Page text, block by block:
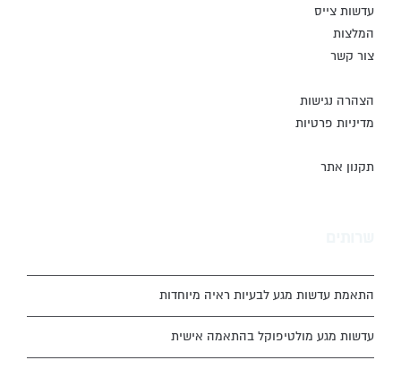
עדשות צייס
המלצות
צור קשר
הצהרה נגישות
מדיניות פרטיות
תקנון אתר
התאמת עדשות מגע לבעיות ראיה מיוחדות
עדשות מגע מולטיפוקל בהתאמה אישית